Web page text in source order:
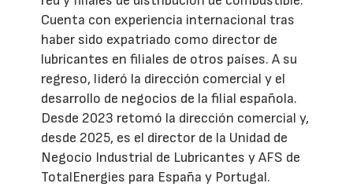
Cuenta con experiencia internacional tras
haber sido expatriado como director de
lubricantes en filiales de otros países. A su
regreso, lideró la dirección comercial y el
desarrollo de negocios de la filial española.
Desde 2023 retomó la dirección comercial y,
desde 2025, es el director de la Unidad de
Negocio Industrial de Lubricantes y AFS de
TotalEnergies para España y Portugal.